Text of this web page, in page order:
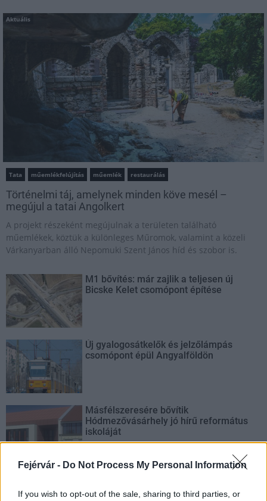
Fejérvár - Do Not Process My Personal Information
If you wish to opt-out of the sale, sharing to third parties, or
Aktuális
Tata műemlékfelújítás műemlék restaurálás
Történelmi táj, amelynek minden köve mesél –
megújul a tatai Angolkert
A projekt részeként megújulnak a területen található
műemlékek, köztük a különleges Műromok, valamint a közeli
Várkanyarban álló Nepomuki Szent János híd és szobor is.
M1 bővítés: már zajlik a teljesen új
Bicske Kelet csomópont építése
Új gyalogosátkelők és jelzőlámpás
csomópont épül Angyalföldön
Másfélszeresére bővítik
Hódmezővásárhely jó hírű református
iskoláját